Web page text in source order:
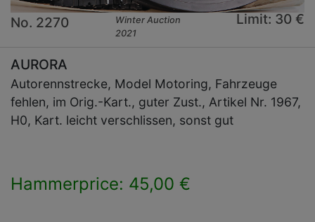
No. 2270
Winter Auction
2021
Limit: 30 €
AURORA
Autorennstrecke, Model Motoring, Fahrzeuge
fehlen, im Orig.-Kart., guter Zust., Artikel Nr. 1967,
H0, Kart. leicht verschlissen, sonst gut
Hammerprice: 45,00 €